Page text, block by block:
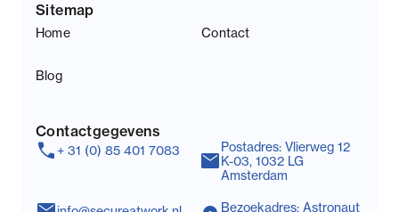
Sitemap
Home
Blog
Contact
Contactgegevens
call+ 31 (0) 85 401 7083 mail
Postadres: Vlierweg 12
K-03, 1032 LG
Amsterdam
Bezoekadres: Astronaut